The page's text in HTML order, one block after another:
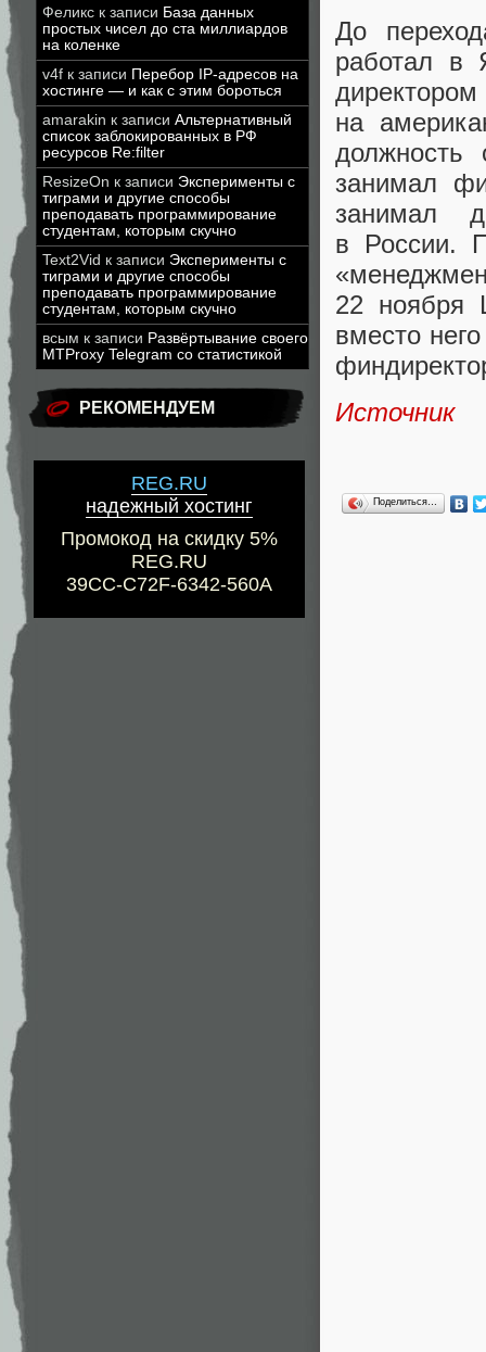
Феликс к записи База данных
простых чисел до ста миллиардов
на коленке
v4f к записи Перебор IP-адресов на
хостинге — и как с этим бороться
amarakin к записи Альтернативный
список заблокированных в РФ
ресурсов Re:filter
ResizeOn к записи Эксперименты с
тиграми и другие способы
преподавать программирование
студентам, которым скучно
Text2Vid к записи Эксперименты с
тиграми и другие способы
преподавать программирование
студентам, которым скучно
всым к записи Развёртывание своего
MTProxy Telegram со статистикой
РЕКОМЕНДУЕМ
REG.RU
надежный хостинг
Промокод на скидку 5%
REG.RU
39CC-C72F-6342-560A
До
работал в
на
должность
занимал
занимал
в России.
«
22 ноября
вместо
Источник
Поделиться…